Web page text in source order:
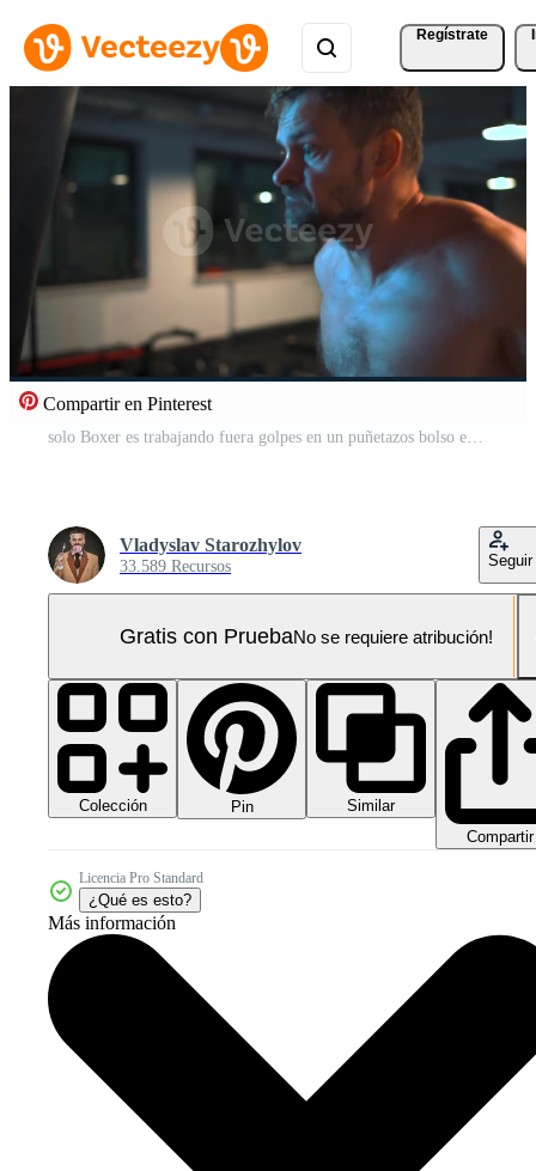
Regístrate
Compartir en Pinterest
solo Boxer es trabajando fuera golpes en un puñetazos bolso en un gimnasio en noche Vídeo Pro
Vladyslav Starozhylov
33.589 Recursos Seguir
Gratis con PruebaNo se requiere atribución!
Colección Pin
Similar
Compartir
Licencia Pro Standard
¿Qué es esto?
Más información